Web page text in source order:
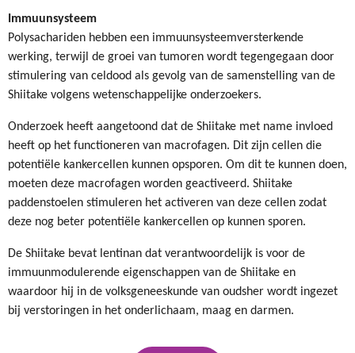
Immuunsysteem
Polysachariden hebben een immuunsysteemversterkende
werking, terwijl de groei van tumoren wordt tegengegaan door
stimulering van celdood als gevolg van de samenstelling van de
Shiitake volgens wetenschappelijke onderzoekers.
Onderzoek heeft aangetoond dat de Shiitake met name invloed
heeft op het functioneren van macrofagen. Dit zijn cellen die
potentiële kankercellen kunnen opsporen. Om dit te kunnen doen,
moeten deze macrofagen worden geactiveerd. Shiitake
paddenstoelen stimuleren het activeren van deze cellen zodat
deze nog beter potentiële kankercellen op kunnen sporen.
De Shiitake bevat lentinan dat verantwoordelijk is voor de
immuunmodulerende eigenschappen van de Shiitake en
waardoor hij in de volksgeneeskunde van oudsher wordt ingezet
bij verstoringen in het onderlichaam, maag en darmen.